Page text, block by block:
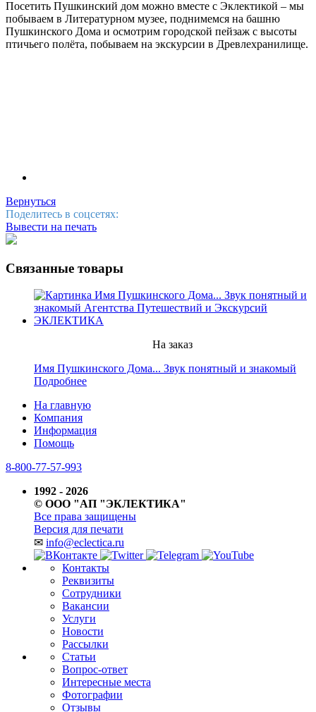
Посетить Пушкинский дом можно вместе с Эклектикой – мы
побываем в Литературном музее, поднимемся на башню
Пушкинского Дома и осмотрим городской пейзаж с высоты
птичьего полёта, побываем на экскурсии в Древлехранилище.
Вернуться
Поделитесь в соцсетях:
Вывести на печать
Связанные товары
На заказ
Имя Пушкинского Дома... Звук понятный и знакомый
Подробнее
На главную
Компания
Информация
Помощь
8-800-77-57-993
1992 - 2026
© ООО "АП "ЭКЛЕКТИКА"
Все права защищены
Версия для печати
✉ info@eclectica.ru
Контакты
Реквизиты
Сотрудники
Вакансии
Услуги
Новости
Рассылки
Статьи
Вопрос-ответ
Интересные места
Фотографии
Отзывы